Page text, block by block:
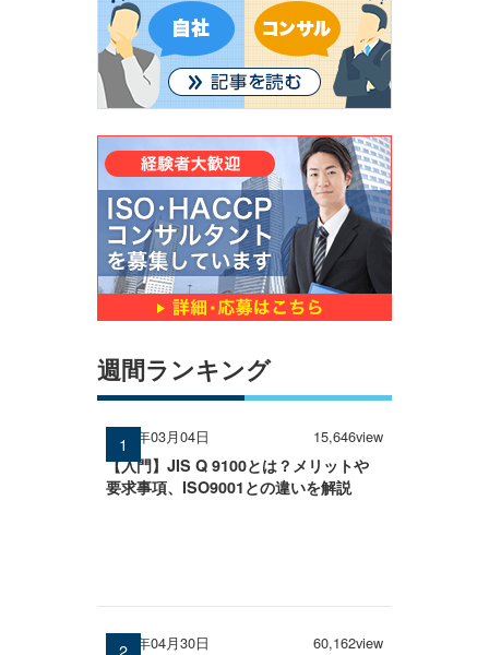
週間ランキング
2026年03月04日 15,646view
【入門】JIS Q 9100とは？メリットや
要求事項、ISO9001との違いを解説
2026年04月30日 60,162view